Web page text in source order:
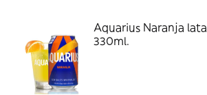
Aquarius Naranja lata
330ml.